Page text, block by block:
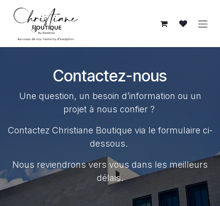
Skip to Content
Contactez-nous
Une question, un besoin d’information ou un
projet à nous confier ?
Contactez Christiane Boutique via le formulaire ci-
dessous.
Nous reviendrons vers vous dans les meilleurs
délais.